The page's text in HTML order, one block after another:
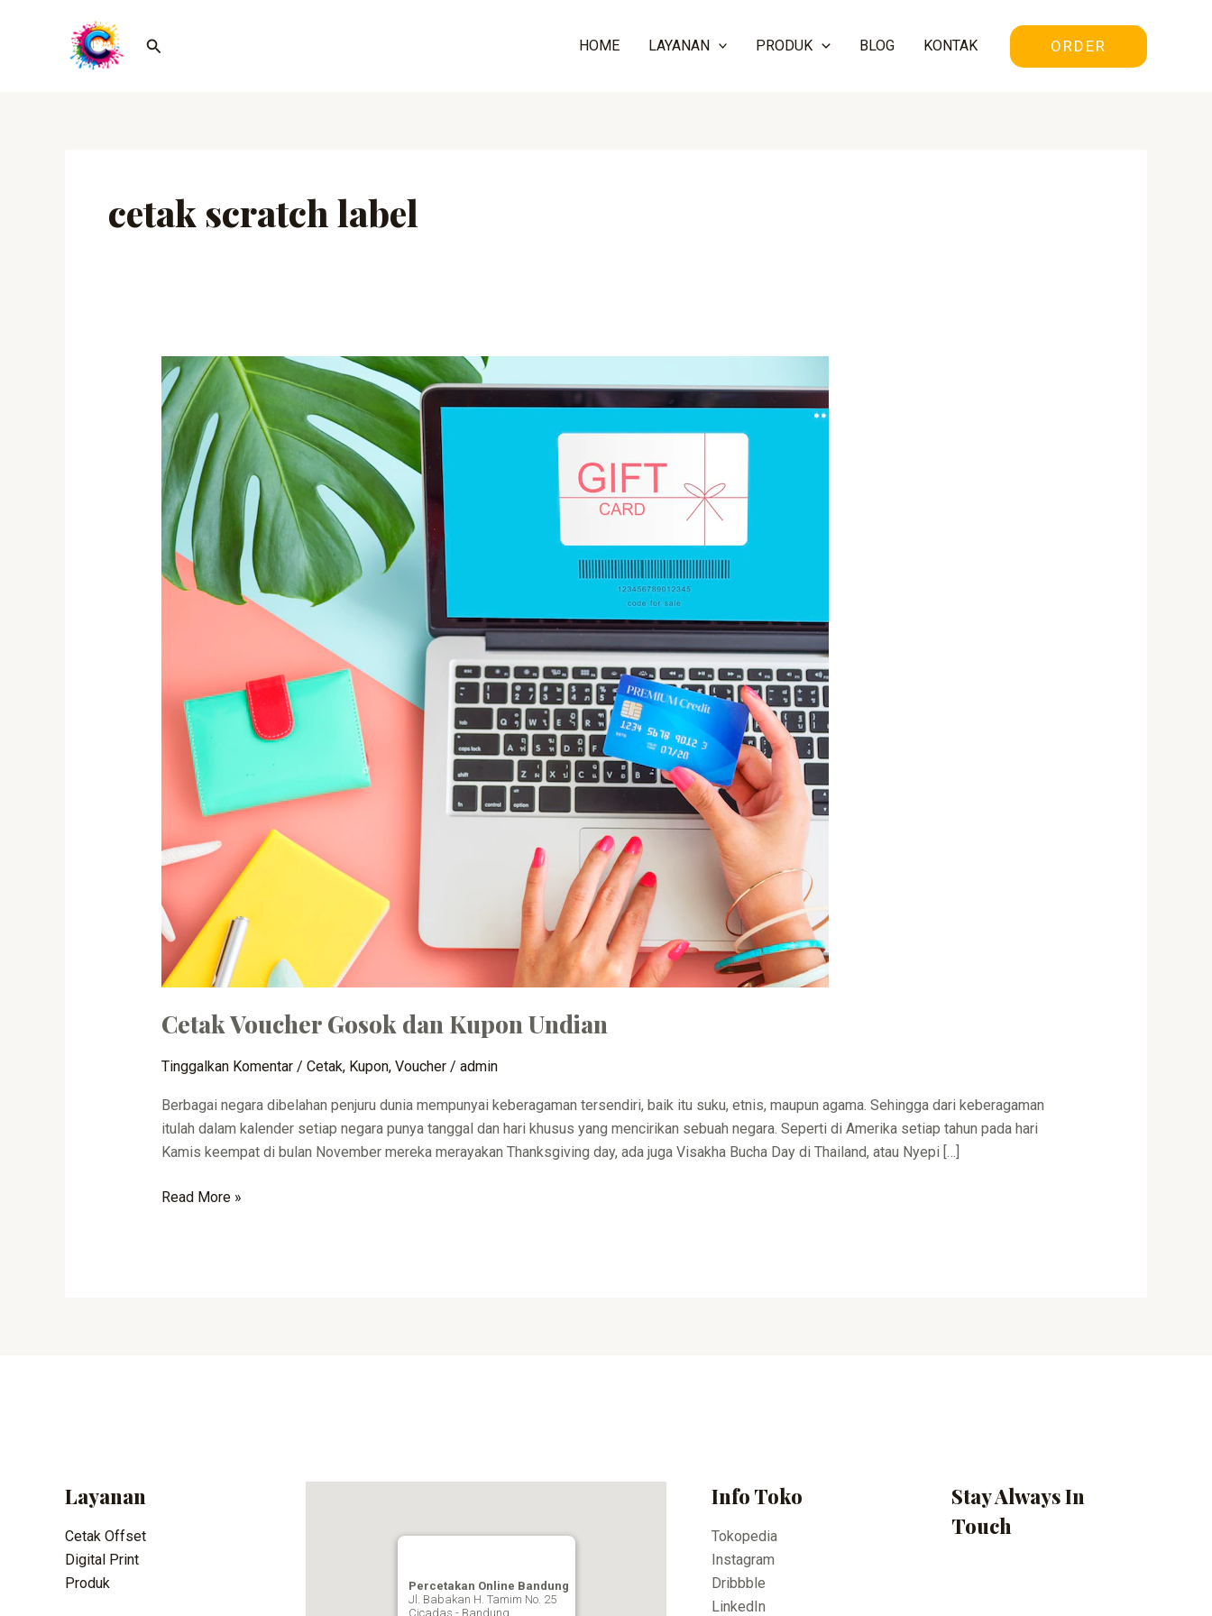
Cari HOME LAYANAN PRODUK BLOG KONTAK ORDER
cetak scratch label
Cetak Voucher Gosok dan Kupon Undian
Tinggalkan Komentar / Cetak, Kupon, Voucher/ admin
Berbagai negara dibelahan penjuru dunia mempunyai keberagaman tersendiri, baik itu suku, etnis, maupun agama. Sehingga dari keberagaman
itulah dalam kalender setiap negara punya tanggal dan hari khusus yang mencirikan sebuah negara. Seperti di Amerika setiap tahun pada hari
Kamis keempat di bulan November mereka merayakan Thanksgiving day, ada juga Visakha Bucha Day di Thailand, atau Nyepi […]
Cetak
Voucher
Gosok
dan
Kupon
Undian
Read More »
Layanan
Cetak Offset
Digital Print
Produk
Percetakan Online Bandung
Jl. Babakan H. Tamim No. 25
Cicadas - Bandung,
Info Toko
Tokopedia
Instagram
Dribbble
LinkedIn
Stay Always In
Touch